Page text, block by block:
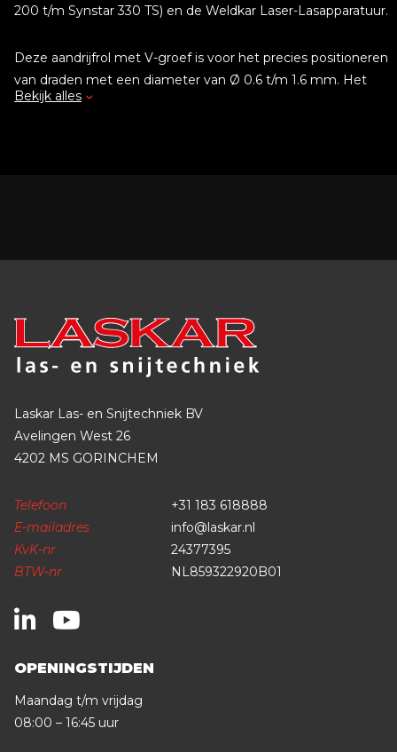
200 t/m Synstar 330 TS) en de Weldkar Laser-Lasapparatuur.
Deze aandrijfrol met V-groef is voor het precies positioneren
van draden met een diameter van Ø 0.6 t/m 1.6 mm. Het
zorgt voor een stabiele en nauwkeurige geleiding tijdens het
Bekijk alles
Laskar Las- en Snijtechniek BV
Avelingen West 26
4202 MS GORINCHEM
Telefoon
+31 183 618888
E-mailadres
info@laskar.nl
KvK-nr
24377395
BTW-nr
NL859322920B01
OPENINGSTIJDEN
Maandag t/m vrijdag
08:00 – 16:45 uur